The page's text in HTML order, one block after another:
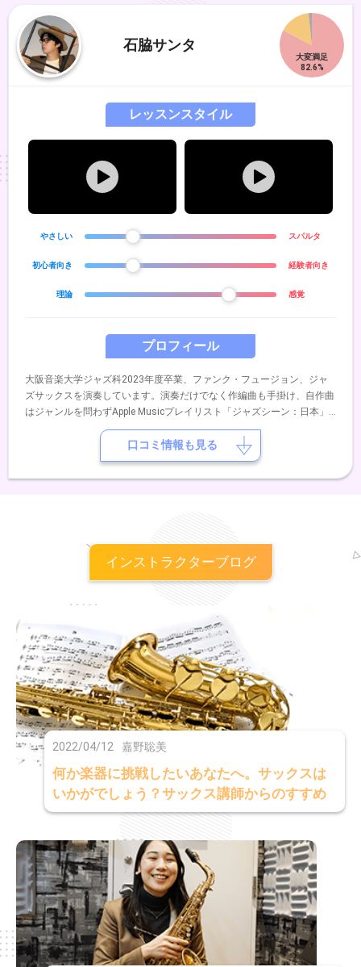
現代音楽作品の出品も行う。 ギタリスト田窪一盛とのデュオユニット
『九』としても都内を中心にライヴ活動中。 日本作曲家協議会会員、
北海道作曲家協会会員 各会員。 公式サイト
http://www.keikurahashi.com/
石脇サンタ
プロフィール
大阪音楽大学ジャズ科2023年度卒業、ファンク・フュージョン、ジャ
ズサックスを演奏しています。演奏だけでなく作編曲も手掛け、自作曲
はジャンルを問わずApple Musicプレイリスト「ジャズシーン：日本」
にリストイン経験もあります。2024年から楽器メーカー「Forestone」
マウスピースメーカー「Theo Wanne」のエンドーサーを務めていま
レッスンスタイル
やさしい スパルタ
初心者向き 経験者向き
理論 感覚
口コミ情報も見る
インストラクターブログ
2022/04/12 嘉野聡美
何か楽器に挑戦したいあなたへ。サックスは
いかがでしょう？サックス講師からのすすめ